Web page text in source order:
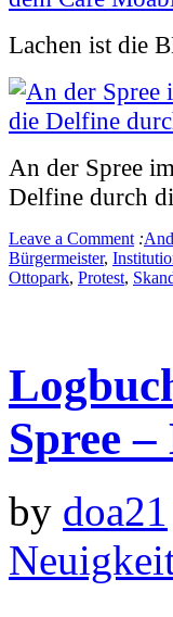
Lachen ist die
An der Spree
Delfine durch
Leave a Comment :
Bürgermeister,
Ottopark, Protest,
Spree
by doa21